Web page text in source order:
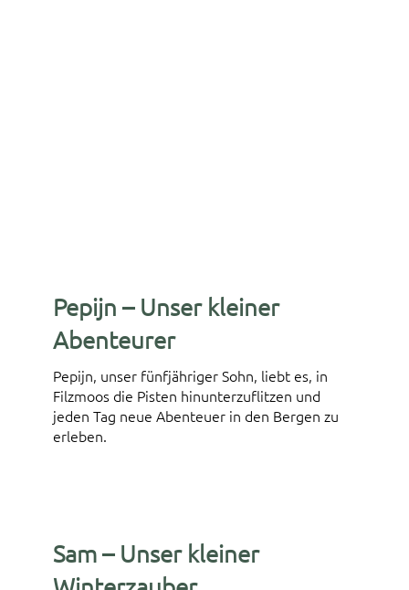
Pepijn – Unser kleiner
Abenteurer
Pepijn, unser fünfjähriger Sohn, liebt es, in
Filzmoos die Pisten hinunterzuflitzen und
jeden Tag neue Abenteuer in den Bergen zu
erleben.
Sam – Unser kleiner